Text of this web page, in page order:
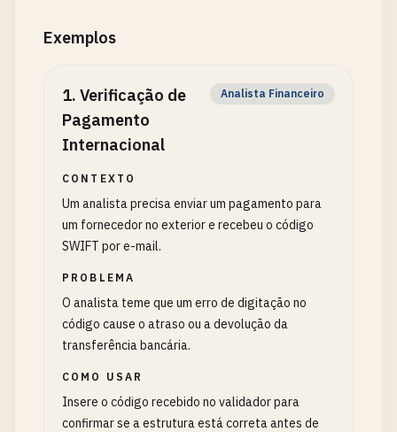
Exemplos
1. Verificação de
Pagamento
Internacional
Analista Financeiro
CONTEXTO
Um analista precisa enviar um pagamento para
um fornecedor no exterior e recebeu o código
SWIFT por e-mail.
PROBLEMA
O analista teme que um erro de digitação no
código cause o atraso ou a devolução da
transferência bancária.
COMO USAR
Insere o código recebido no validador para
confirmar se a estrutura está correta antes de